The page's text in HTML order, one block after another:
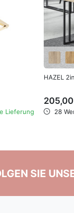
Lieferung
HAZEL
28
SIE